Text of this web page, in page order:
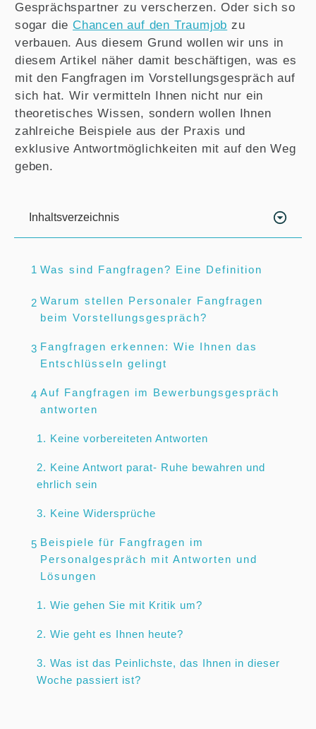
Gesprächspartner zu verscherzen. Oder sich so
sogar die Chancen auf den Traumjob zu
verbauen. Aus diesem Grund wollen wir uns in
diesem Artikel näher damit beschäftigen, was es
mit den Fangfragen im Vorstellungsgespräch auf
sich hat. Wir vermitteln Ihnen nicht nur ein
theoretisches Wissen, sondern wollen Ihnen
zahlreiche Beispiele aus der Praxis und
exklusive Antwortmöglichkeiten mit auf den Weg
geben.
Inhaltsverzeichnis
1 Was sind Fangfragen? Eine Definition
2 Warum stellen Personaler Fangfragen
beim Vorstellungsgespräch?
3 Fangfragen erkennen: Wie Ihnen das
Entschlüsseln gelingt
4 Auf Fangfragen im Bewerbungsgespräch
antworten
1. Keine vorbereiteten Antworten
2. Keine Antwort parat- Ruhe bewahren und
ehrlich sein
3. Keine Widersprüche
5 Beispiele für Fangfragen im
Personalgespräch mit Antworten und
Lösungen
1. Wie gehen Sie mit Kritik um?
2. Wie geht es Ihnen heute?
3. Was ist das Peinlichste, das Ihnen in dieser
Woche passiert ist?